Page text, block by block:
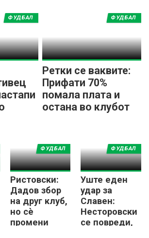
ФУДБАЛ
Ретки се ваквите:
Прифати 70%
помала плата и
остана во клубот
ФУДБАЛ
Ристовски:
Дадов збор
на друг клуб,
но сѐ
промени
ФУДБАЛ
Уште еден
удар за
Славен:
Несторовски
се повреди,
ФУДБАЛ